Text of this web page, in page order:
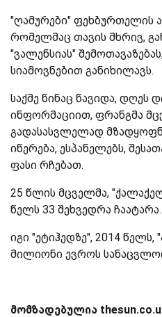
"ღამურები" ფეხბურთელის
რომელმაც თავის მხრივ,
"ვალენსიას"
სიამოვნებით განიხილავს.
საქმე წინაც წავიდა,
ინფორმაციით, ფრანგმა
გადასასვლელად
იწერება, ესპანელებს,
ფასი რჩებათ.
25 წლის მცველმა,
წელს 33 შეხვედრა ჩაატარა.
იგი "ეტიჰედზე", 2014
მილიონი ევროს
მომზადებულია